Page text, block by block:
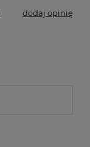
dodaj opinię